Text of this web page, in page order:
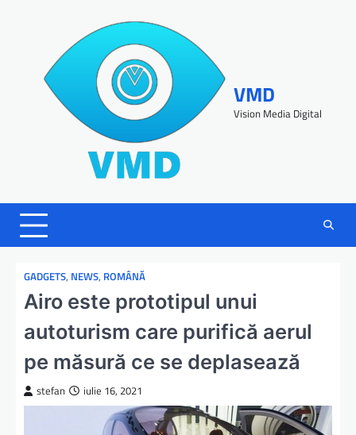
VMD
Vision Media Digital
GADGETS, NEWS, ROMÂNĂ
Airo este prototipul unui
autoturism care purifică aerul
pe măsură ce se deplasează
stefan iulie 16, 2021